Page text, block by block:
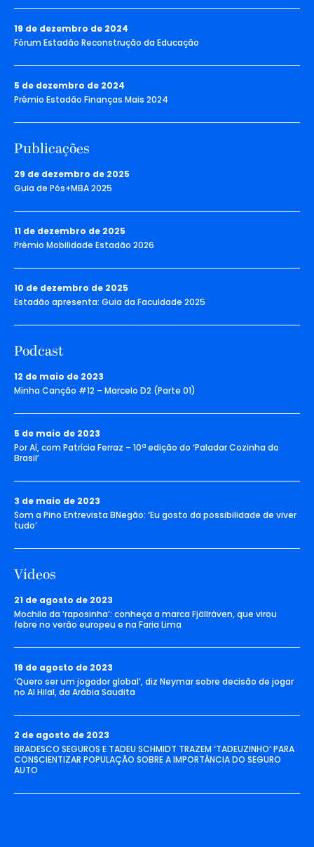
19 de dezembro de 2024
Fórum Estadão Reconstrução da Educação
5 de dezembro de 2024
Prêmio Estadão Finanças Mais 2024
Publicações
29 de dezembro de 2025
Guia de Pós+MBA 2025
11 de dezembro de 2025
Prêmio Mobilidade Estadão 2026
10 de dezembro de 2025
Estadão apresenta: Guia da Faculdade 2025
Podcast
12 de maio de 2023
Minha Canção #12 – Marcelo D2 (Parte 01)
5 de maio de 2023
Por Aí, com Patrícia Ferraz – 10ª edição do ‘Paladar Cozinha do
Brasil’
3 de maio de 2023
Som a Pino Entrevista BNegão: ‘Eu gosto da possibilidade de viver
tudo’
Vídeos
21 de agosto de 2023
Mochila da ‘raposinha’: conheça a marca Fjällräven, que virou
febre no verão europeu e na Faria Lima
19 de agosto de 2023
‘Quero ser um jogador global’, diz Neymar sobre decisão de jogar
no Al Hilal, da Arábia Saudita
2 de agosto de 2023
BRADESCO SEGUROS E TADEU SCHMIDT TRAZEM ‘TADEUZINHO’ PARA
CONSCIENTIZAR POPULAÇÃO SOBRE A IMPORTÂNCIA DO SEGURO
AUTO